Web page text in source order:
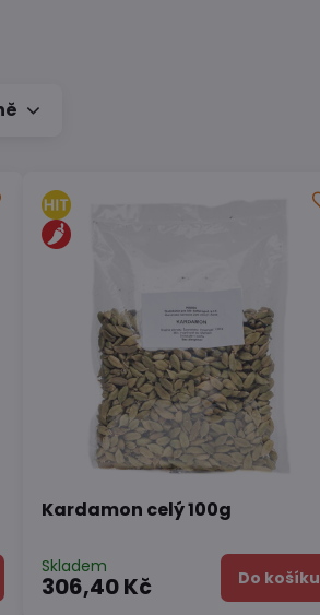
Kardamon celý 100g
Skladem
306,40 Kč Do košíku